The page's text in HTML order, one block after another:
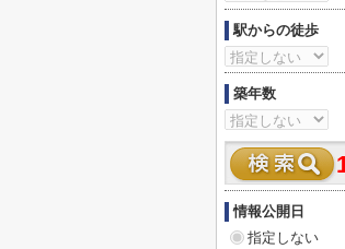
駅からの徒歩
築年数
情報公開日
指定しない